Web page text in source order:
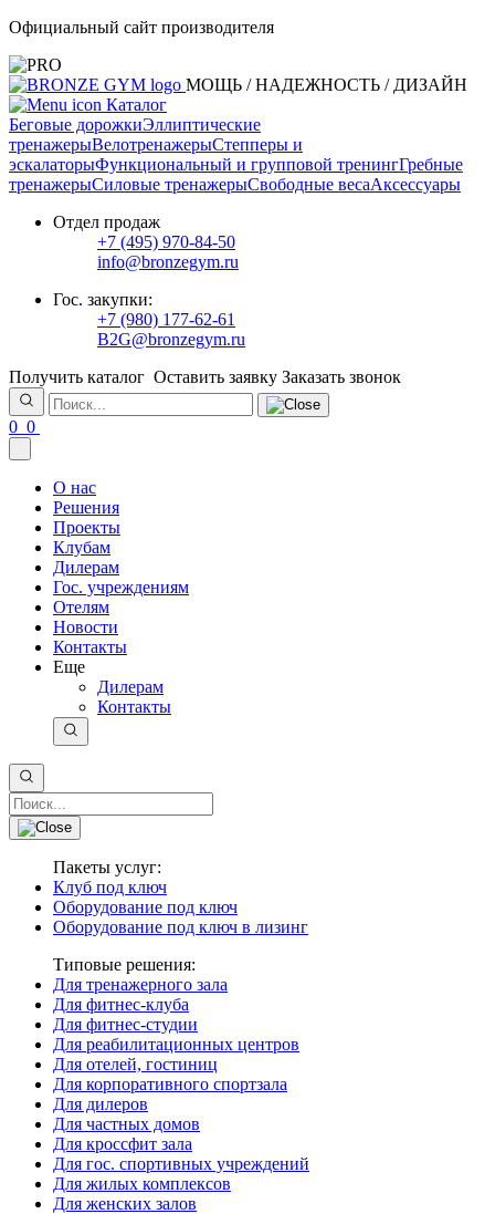
Официальный сайт производителя
МОЩЬ / НАДЕЖНОСТЬ / ДИЗАЙН
Каталог
Беговые дорожкиЭллиптические
тренажерыВелотренажерыСтепперы и
эскалаторыФункциональный и групповой тренингГребные
тренажерыСиловые тренажерыСвободные весаАксессуары
Отдел продаж
+7 (495) 970-84-50
info@bronzegym.ru
Гос. закупки:
+7 (980) 177-62-61
B2G@bronzegym.ru
Получить каталог Оставить заявку Заказать звонок
0 0
О нас
Решения
Проекты
Клубам
Дилерам
Гос. учреждениям
Отелям
Новости
Контакты
Еще
Дилерам
Контакты
Пакеты услуг:
Клуб под ключ
Оборудование под ключ
Оборудование под ключ в лизинг
Типовые решения:
Для тренажерного зала
Для фитнес-клуба
Для фитнес-студии
Для реабилитационных центров
Для отелей, гостиниц
Для корпоративного спортзала
Для дилеров
Для частных домов
Для кроссфит зала
Для гос. спортивных учреждений
Для жилых комплексов
Для женских залов